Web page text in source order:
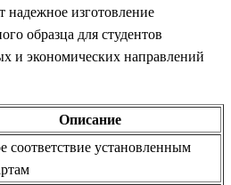
надежное изготовление
образца для студентов
и экономических направлений
Описание
соответствие установленным